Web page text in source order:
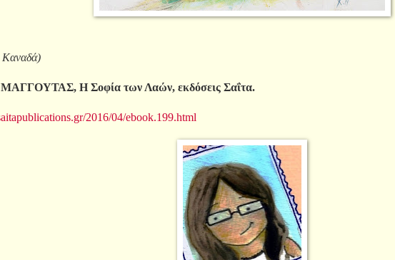
Καναδά)
Η Σοφία των Λαών, εκδόσεις Σαΐτα.
2016/04/ebook.199.html